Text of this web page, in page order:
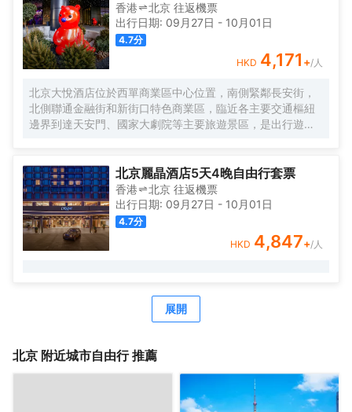
香港 北京 往返機票
出行日期: 09月27日 - 10月01日
4.7分
HKD 4,171 +/人
北京大悅酒店位於西單商業區中心位置，南側緊鄰長安街，
北側聯通金融街和新街口特色商業區，臨近各主要交通樞紐
邊界到達天安門、國家大劇院等主要旅遊景區，是出行遊玩
酒店在中糧品牌家族的盛譽之下孕育而出，與西單大悅城同
屬一個城市綜合體，周邊生活配套齊全，吃喝玩購一站式解
決，出行快捷方便，酒店內免費高速網絡全覆蓋，入住大悅
酒店可盡情暢享歡樂時光！
Le Joy大悅酒店擁有三百餘間唯美客房，清新脫俗，簡單大
氣的裝修風格，讓客人在商旅之餘，享受溫馨舒適的居住環
酒店內配套設施完善，爲差旅精英客們提供舒適便利的辦公
環境，讓社交具有更多可能性；TONG POWER運動生活館
北京麗晶酒店5天4晚自由行套票
香港 北京 往返機票
出行日期: 09月27日 - 10月01日
4.7分
HKD 4,847+/人
展開
北京 附近城市自由行 推薦